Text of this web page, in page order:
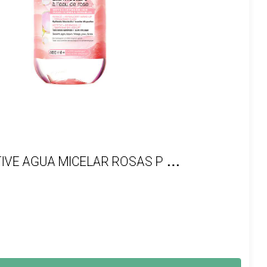
AGUA MICELAR ROSAS P ...